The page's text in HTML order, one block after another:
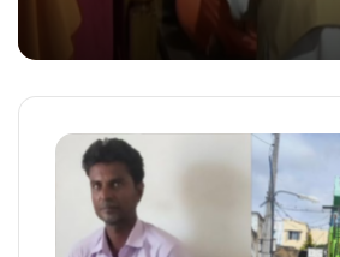
ಪಾಕಿಸ್ತಾನದ ಕಲ್ಲಿದ್ದಲು